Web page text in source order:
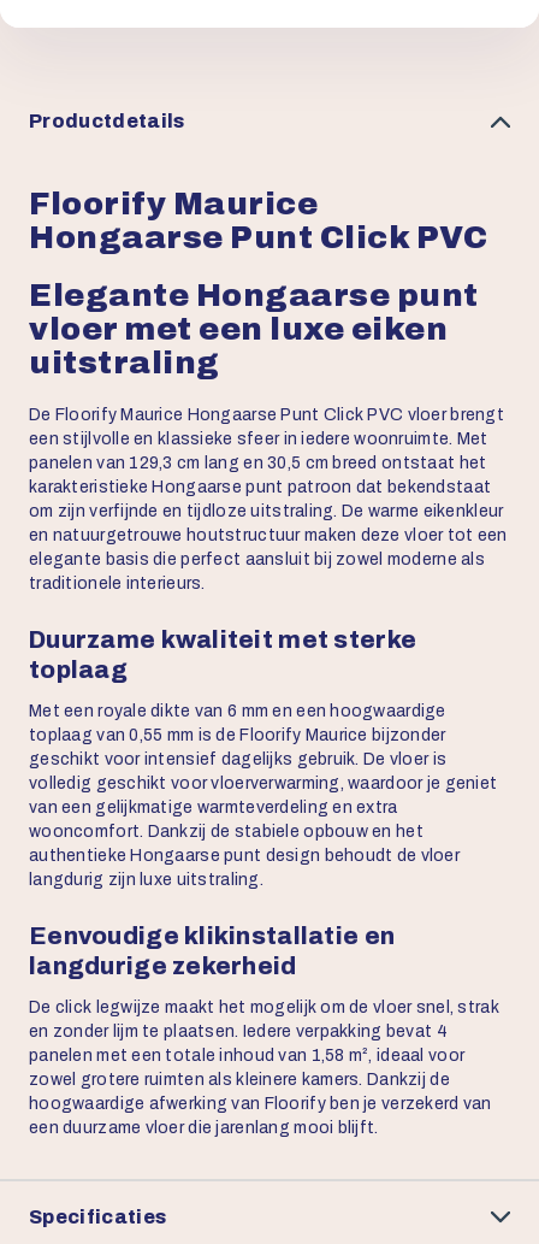
Productdetails
Floorify Maurice
Hongaarse Punt Click PVC
Elegante Hongaarse punt
vloer met een luxe eiken
uitstraling
De Floorify Maurice Hongaarse Punt Click PVC vloer brengt
een stijlvolle en klassieke sfeer in iedere woonruimte. Met
panelen van 129,3 cm lang en 30,5 cm breed ontstaat het
karakteristieke Hongaarse punt patroon dat bekendstaat
om zijn verfijnde en tijdloze uitstraling. De warme eikenkleur
en natuurgetrouwe houtstructuur maken deze vloer tot een
elegante basis die perfect aansluit bij zowel moderne als
traditionele interieurs.
Duurzame kwaliteit met sterke
toplaag
Met een royale dikte van 6 mm en een hoogwaardige
toplaag van 0,55 mm is de Floorify Maurice bijzonder
geschikt voor intensief dagelijks gebruik. De vloer is
volledig geschikt voor vloerverwarming, waardoor je geniet
van een gelijkmatige warmteverdeling en extra
wooncomfort. Dankzij de stabiele opbouw en het
authentieke Hongaarse punt design behoudt de vloer
langdurig zijn luxe uitstraling.
Eenvoudige klikinstallatie en
langdurige zekerheid
De click legwijze maakt het mogelijk om de vloer snel, strak
en zonder lijm te plaatsen. Iedere verpakking bevat 4
panelen met een totale inhoud van 1,58 m², ideaal voor
zowel grotere ruimten als kleinere kamers. Dankzij de
hoogwaardige afwerking van Floorify ben je verzekerd van
een duurzame vloer die jarenlang mooi blijft.
Specificaties